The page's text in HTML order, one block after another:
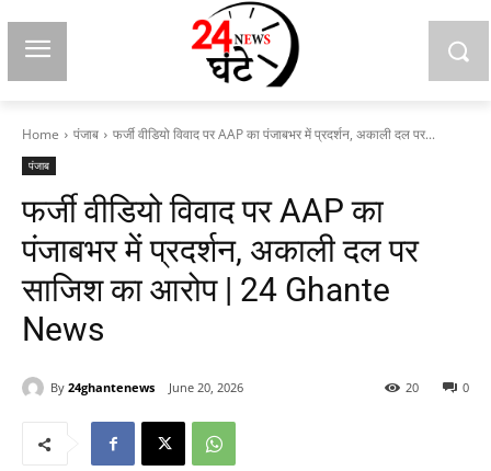
Home पंजाब फर्जी वीडियो विवाद पर AAP का पंजाबभर में प्रदर्शन, अकाली दल पर...
पंजाब
फर्जी वीडियो विवाद पर AAP का
पंजाबभर में प्रदर्शन, अकाली दल पर
साजिश का आरोप | 24 Ghante
News
By 24ghantenews June 20, 2026 0
20